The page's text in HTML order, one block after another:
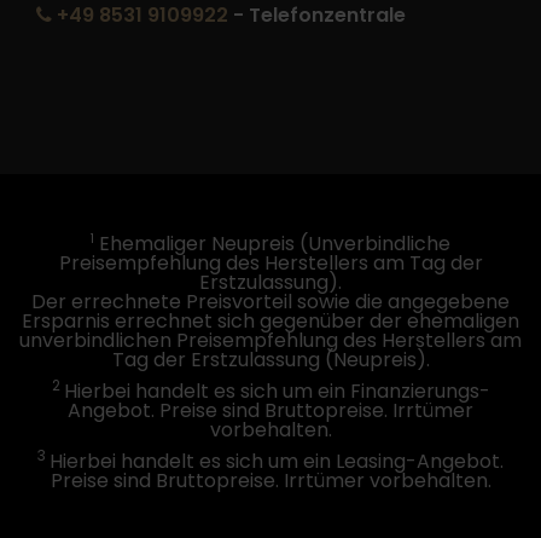
+49 8531 9109922 - Telefonzentrale
1 Ehemaliger Neupreis (Unverbindliche
Preisempfehlung des Herstellers am Tag der
Erstzulassung).
Der errechnete Preisvorteil sowie die angegebene
Ersparnis errechnet sich gegenüber der ehemaligen
unverbindlichen Preisempfehlung des Herstellers am
Tag der Erstzulassung (Neupreis).
2 Hierbei handelt es sich um ein Finanzierungs-
Angebot. Preise sind Bruttopreise. Irrtümer
vorbehalten.
3 Hierbei handelt es sich um ein Leasing-Angebot.
Preise sind Bruttopreise. Irrtümer vorbehalten.